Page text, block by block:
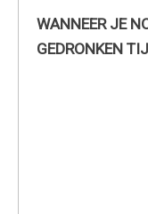
WANNEER JE
GEDRONKEN